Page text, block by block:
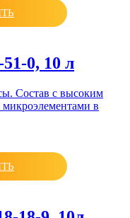
0, 10 л
Состав с высоким
микроэлементами в